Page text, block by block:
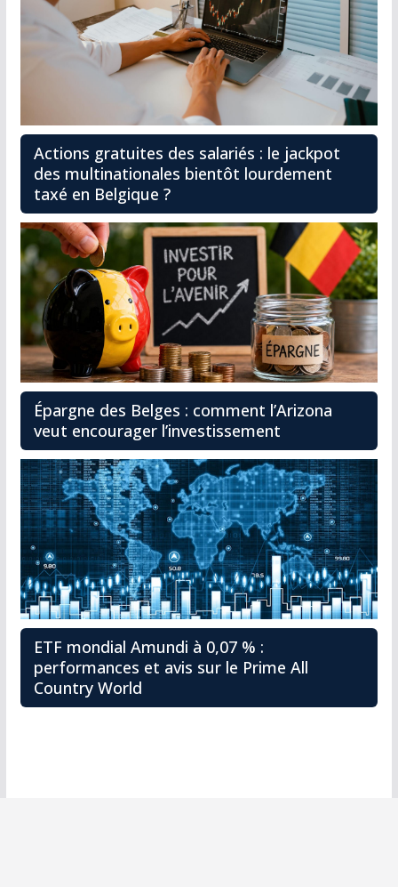
Actions gratuites des salariés : le jackpot
des multinationales bientôt lourdement
taxé en Belgique ?
Épargne des Belges : comment l’Arizona
veut encourager l’investissement
ETF mondial Amundi à 0,07 % :
performances et avis sur le Prime All
Country World